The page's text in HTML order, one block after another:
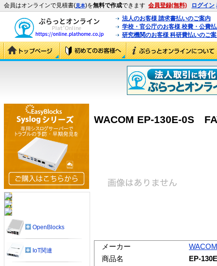
会員はオンラインで見積書(見本)を無料で作成できます 会員登録(無料) ログイン
法人のお客様 請求書払いのご案内
学校・官公庁のお客様 校費・公費
研究機関のお客様 科研費払いのご
WACOM EP-130E-0S
メーカー
WACOM
商品名
EP-
OpenBlocks
IoT関連